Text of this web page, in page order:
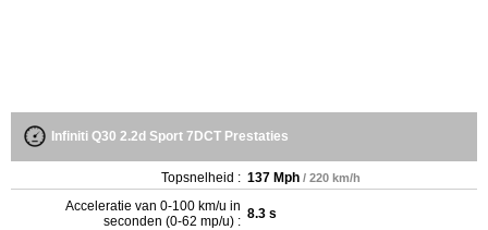
Infiniti Q30 2.2d Sport 7DCT Prestaties
Topsnelheid : 137 Mph / 220 km/h
Acceleratie van 0-100 km/u in
seconden (0-62 mp/u) : 8.3 s